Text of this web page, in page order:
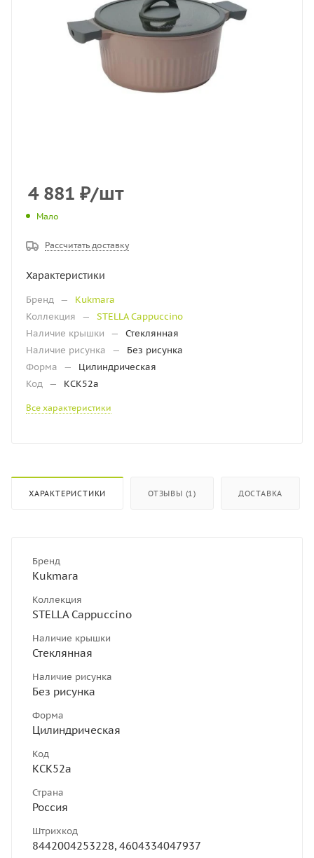
4 881 ₽/шт
Мало
Рассчитать доставку
Характеристики
Бренд —
Kukmara
Коллекция
—
STELLA Cappuccino
Наличие крышки
—
Стеклянная
Наличие рисунка
—
Без рисунка
Форма
—
Цилиндрическая
Код — КСК52а
Все характеристики
ХАРАКТЕРИСТИКИ ОТЗЫВЫ (1) ДОСТАВКА
Бренд
Kukmara
Коллекция
STELLA Cappuccino
Наличие крышки
Стеклянная
Наличие рисунка
Без рисунка
Форма
Цилиндрическая
Код
КСК52а
Страна
Россия
Штрихкод
8442004253228, 4604334047937